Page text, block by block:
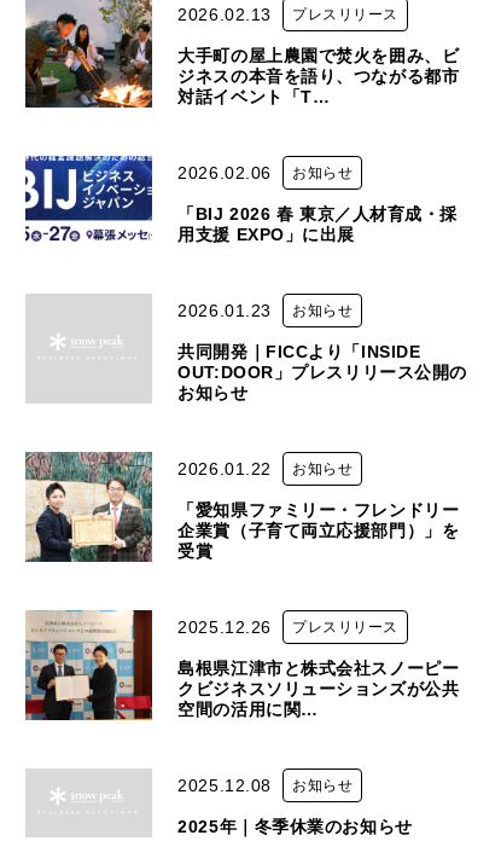
2026.02.13 プレスリリース
大手町の屋上農園で焚火を囲み、ビ
ジネスの本音を語り、つながる都市
対話イベント「T…
2026.02.06 お知らせ
「BIJ 2026 春 東京／人材育成・採
用支援 EXPO」に出展
2026.01.23 お知らせ
共同開発｜FICCより「INSIDE
OUT:DOOR」プレスリリース公開の
お知らせ
2026.01.22 お知らせ
「愛知県ファミリー・フレンドリー
企業賞（子育て両立応援部門）」を
受賞
2025.12.26 プレスリリース
島根県江津市と株式会社スノーピー
クビジネスソリューションズが公共
空間の活用に関…
2025.12.08 お知らせ
2025年｜冬季休業のお知らせ